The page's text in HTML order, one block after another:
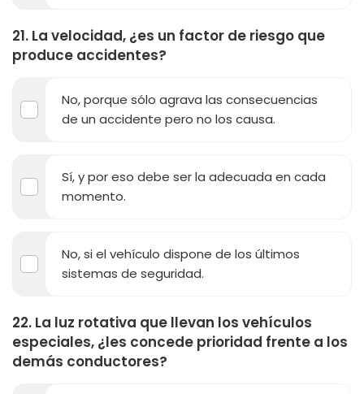
21. La velocidad, ¿es un factor de riesgo que
produce accidentes?
No, porque sólo agrava las consecuencias
de un accidente pero no los causa.
Sí, y por eso debe ser la adecuada en cada
momento.
No, si el vehículo dispone de los últimos
sistemas de seguridad.
22. La luz rotativa que llevan los vehículos
especiales, ¿les concede prioridad frente a los
demás conductores?